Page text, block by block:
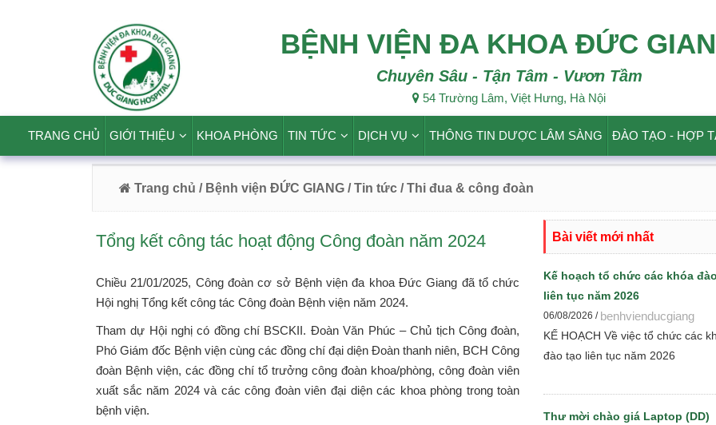
BỆNH VIỆN ĐA KHOA ĐỨC
Chuyên Sâu - Tận Tâm - Vươn Tầm
54 Trường Lâm, Việt Hưng, Hà Nội
TRANG CHỦ GIỚI THIỆU KHOA PHÒNG TIN TỨC DỊCH VỤ THÔNG TIN DƯỢC LÂM SÀNG ĐÀO TẠO - HỢP
Trang chủ / Bệnh viện ĐỨC GIANG / Tin tức / Thi đua & công đoàn
Tổng kết công tác hoạt động Công đoàn năm 2024
Chiều 21/01/2025, Công đoàn cơ sở Bệnh viện đa khoa Đức Giang đã tổ chức
Hội nghị Tổng kết công tác Công đoàn Bệnh viện năm 2024.
Tham dự Hội nghị có đồng chí BSCKII. Đoàn Văn Phúc – Chủ tịch Công đoàn,
Phó Giám đốc Bệnh viện cùng các đồng chí đại diện Đoàn thanh niên, BCH Công
đoàn Bệnh viện, các đồng chí tổ trưởng công đoàn khoa/phòng, công đoàn viên
xuất sắc năm 2024 và các công đoàn viên đại diện các khoa phòng trong toàn
bệnh viện.
Bài viết mới nhất
Kế hoạch tổ chức các khóa
liên tục năm 2026
06/08/2026 / benhvienducgiang
KẾ HOẠCH Về việc tổ chức các
đào tạo liên tục năm 2026
Thư mời chào giá Laptop (DD)